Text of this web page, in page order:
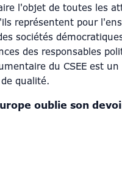
l'objet de toutes les
représentent pour
sociétés
des responsables
du CSEE est
qualité.
oublie son